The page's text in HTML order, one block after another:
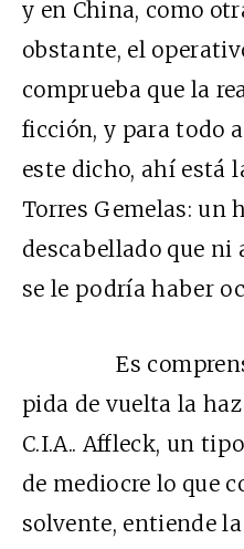
y en China, como
obstante, el
comprueba que la
ficción, y para todo
este dicho, ahí está
Torres Gemelas: un
descabellado que ni
se le podría haber
Es
pida de vuelta la
C.I.A.. Affleck, un
de mediocre lo que
solvente, entiende